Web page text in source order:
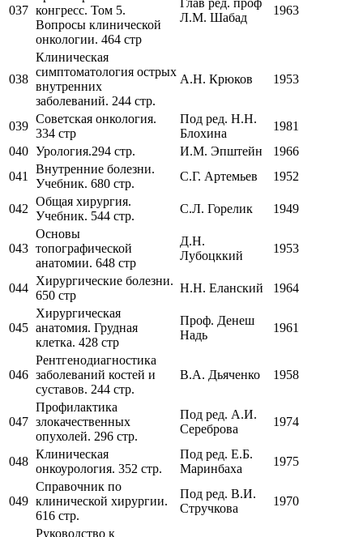
037 конгресс. Том 5.
Вопросы клинической
онкологии. 464 стр
Л.М. Шабад
1963
038
Клиническая
симптоматология острых
внутренних
заболеваний. 244 стр.
А.Н. Крюков 1953
039
Советская онкология.
334 стр
Под ред. Н.Н.
Блохина
1981
040 Урология.294 стр. И.М. Эпштейн
1966
041
Внутренние болезни.
Учебник. 680 стр.
С.Г. Артемьев 1952
042
Общая хирургия.
Учебник. 544 стр.
С.Л. Горелик 1949
043
Основы
топографической
анатомии. 648 стр
Д.Н.
Лубоцккий
1953
044
Хирургические болезни.
650 стр
Н.Н. Еланский 1964
045
Хирургическая
анатомия. Грудная
клетка. 428 стр
Проф. Денеш
Надь
1961
046
Рентгенодиагностика
заболеваний костей и
суставов. 244 стр.
В.А. Дьяченко 1958
047
Профилактика
злокачественных
опухолей. 296 стр.
Под ред. А.И.
Сереброва
1974
048
Клиническая
онкоурология. 352 стр.
Под ред. Е.Б.
Маринбаха
1975
049
Справочник по
клинической хирургии.
616 стр.
Под ред. В.И.
Стручкова
1970
Руководство к